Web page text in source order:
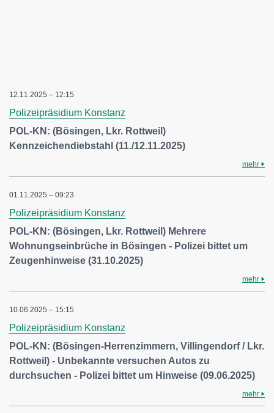
12.11.2025 – 12:15
Polizeipräsidium Konstanz
POL-KN: (Bösingen, Lkr. Rottweil)
Kennzeichendiebstahl (11./12.11.2025)
mehr
01.11.2025 – 09:23
Polizeipräsidium Konstanz
POL-KN: (Bösingen, Lkr. Rottweil) Mehrere
Wohnungseinbrüche in Bösingen - Polizei bittet um
Zeugenhinweise (31.10.2025)
mehr
10.06.2025 – 15:15
Polizeipräsidium Konstanz
POL-KN: (Bösingen-Herrenzimmern, Villingendorf / Lkr.
Rottweil) - Unbekannte versuchen Autos zu
durchsuchen - Polizei bittet um Hinweise (09.06.2025)
mehr